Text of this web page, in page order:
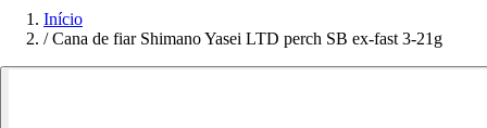
Início
/ Cana de fiar Shimano Yasei LTD perch SB ex-fast 3-21g